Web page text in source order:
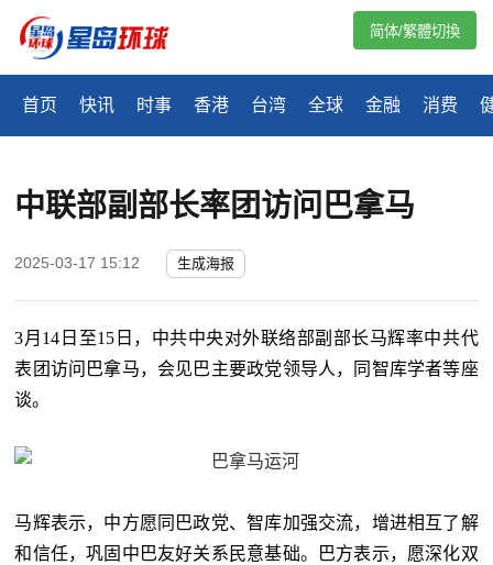
首页 快讯 时事 香港 台湾 全球 金融 消费
简体/繁體切換
中联部副部长率团访问巴拿马
2025-03-17 15:12 生成海报
3月14日至15日，中共中央对外联络部副部长马辉率中共代
表团访问巴拿马，会见巴主要政党领导人，同智库学者等座
谈。
马辉表示，中方愿同巴政党、智库加强交流，增进相互了解
和信任，巩固中巴友好关系民意基础。巴方表示，愿深化双